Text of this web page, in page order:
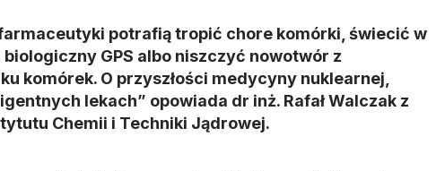
potrafią tropić chore komórki, świecić w
GPS albo niszczyć nowotwór z
komórek. O przyszłości medycyny nuklearnej,
lekach” opowiada dr inż. Rafał Walczak z
Chemii i Techniki Jądrowej.